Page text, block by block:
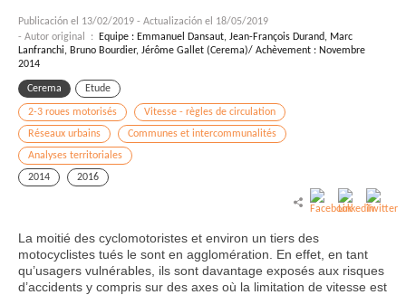
Publicación el 13/02/2019 - Actualización el 18/05/2019
- Autor original :
Equipe : Emmanuel Dansaut, Jean-François Durand, Marc
Lanfranchi, Bruno Bourdier, Jérôme Gallet (Cerema)/ Achèvement : Novembre
2014
Cerema Etude
2-3 roues motorisés
Vitesse - règles de circulation
Réseaux urbains
Communes et intercommunalités
Analyses territoriales
2014
2016
La moitié des cyclomotoristes et environ un tiers des
motocyclistes tués le sont en agglomération. En effet, en tant
qu’usagers vulnérables, ils sont davantage exposés aux risques
d’accidents y compris sur des axes où la limitation de vitesse est